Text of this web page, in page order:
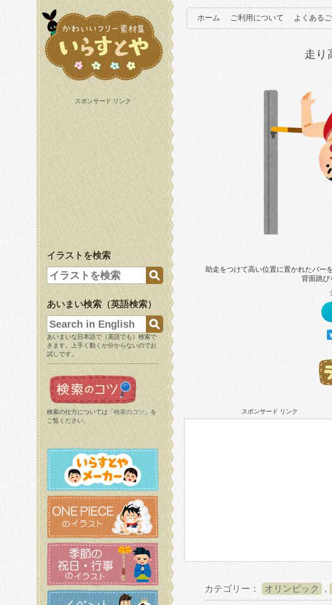
スポンサード リンク
イラストを検索
あいまい検索（英語検索）
あいまいな日本語で（英語でも）検索で
きます。上手く動くか分からないのでお
試しです。
検索の仕方については「 検索のコツ 」を
ご覧ください。
ホーム ご利用について よくある
走り
助走をつけて高い位置に置かれたバー
背面跳び
スポンサード リンク
カテゴリー： オリンピック ,